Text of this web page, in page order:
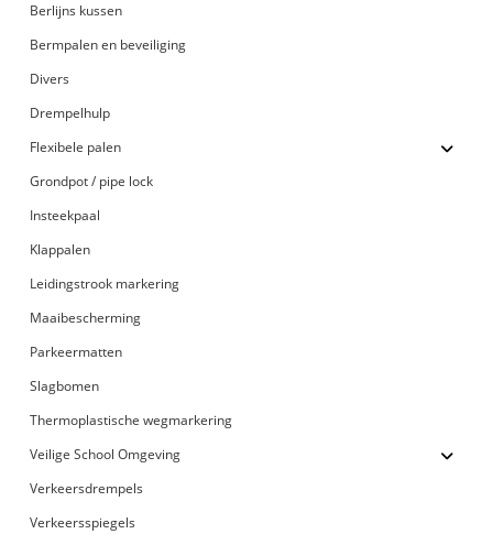
Berlijns kussen
Bermpalen en beveiliging
Divers
Drempelhulp
Flexibele palen
Grondpot / pipe lock
Insteekpaal
Klappalen
Leidingstrook markering
Maaibescherming
Parkeermatten
Slagbomen
Thermoplastische wegmarkering
Veilige School Omgeving
Verkeersdrempels
Verkeersspiegels